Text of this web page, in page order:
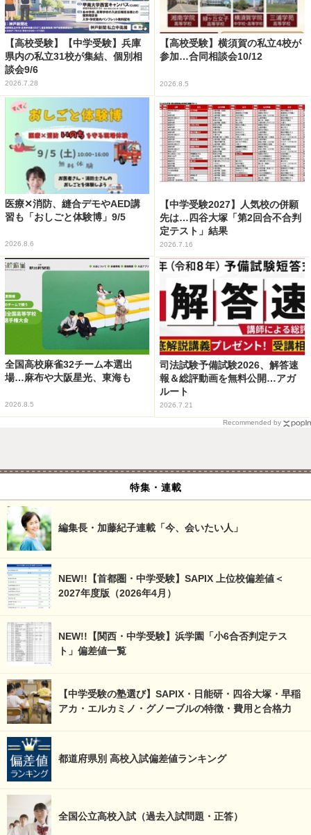
【高校受験】【中学受験】兵庫
県内の私立31校が集結、個別相
談会9/6
2026.7.28
【高校受験】横須賀の私立4校が
参加…合同相談会10/12
2026.8.5
医療✕消防、縫合デモやAED講
習も「おしごと体験博」9/5
2026.8.6
【中学受験2027】人気校の併願
先は…四谷大塚「第2回合不合判
定テスト」結果
2026.7.16
全国高校麻雀32チーム本選出
場…麻布や大阪星光、東海も
2026.8.5
司法試験予備試験2026、解答速
報＆総評動画を無料公開…アガ
ルート
2026.7.21
Recommended by
特集・連載
編集長・加藤紀子連載「今、会いたい人」
NEW!!【首都圏・中学受験】SAPIX 上位校偏差値＜
2027年度版（2026年4月）
NEW!!【関西・中学受験】浜学園「小6合否判定テス
ト」偏差値一覧
【中学受験の塾選び】SAPIX・日能研・四谷大塚・早稲
アカ・エルカミノ・グノーブルの特徴・費用と合格力
都道府県別 高校入試偏差値ランキング
全国公立高校入試（過去入試問題・正答）